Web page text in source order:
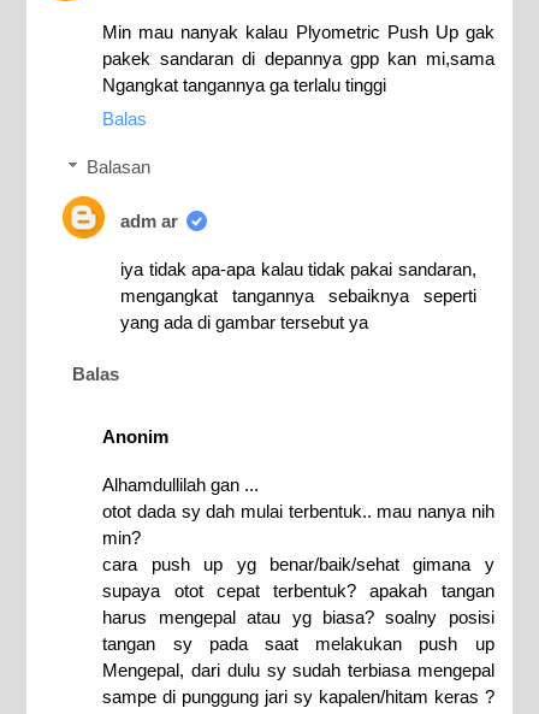
Min mau nanyak kalau Plyometric Push Up gak
pakek sandaran di depannya gpp kan mi,sama
Ngangkat tangannya ga terlalu tinggi
Balas
Balasan
adm ar
iya tidak apa-apa kalau tidak pakai sandaran,
mengangkat tangannya sebaiknya seperti
yang ada di gambar tersebut ya
Balas
Anonim
Alhamdullilah gan ...
otot dada sy dah mulai terbentuk.. mau nanya nih
min?
cara push up yg benar/baik/sehat gimana y
supaya otot cepat terbentuk? apakah tangan
harus mengepal atau yg biasa? soalny posisi
tangan sy pada saat melakukan push up
Mengepal, dari dulu sy sudah terbiasa mengepal
sampe di punggung jari sy kapalen/hitam keras ?